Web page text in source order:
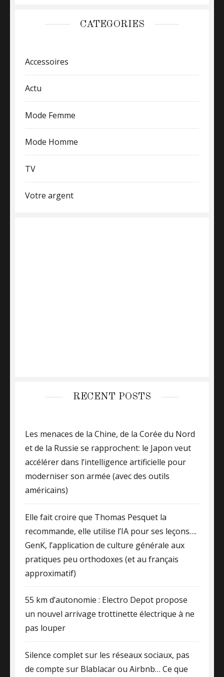
CATEGORIES
Accessoires
Actu
Mode Femme
Mode Homme
TV
Votre argent
RECENT POSTS
Les menaces de la Chine, de la Corée du Nord
et de la Russie se rapprochent: le Japon veut
accélérer dans l’intelligence artificielle pour
moderniser son armée (avec des outils
américains)
Elle fait croire que Thomas Pesquet la
recommande, elle utilise l’IA pour ses leçons….
GenK, l’application de culture générale aux
pratiques peu orthodoxes (et au français
approximatif)
55 km d’autonomie : Electro Depot propose
un nouvel arrivage trottinette électrique à ne
pas louper
Silence complet sur les réseaux sociaux, pas
de compte sur Blablacar ou Airbnb… Ce que